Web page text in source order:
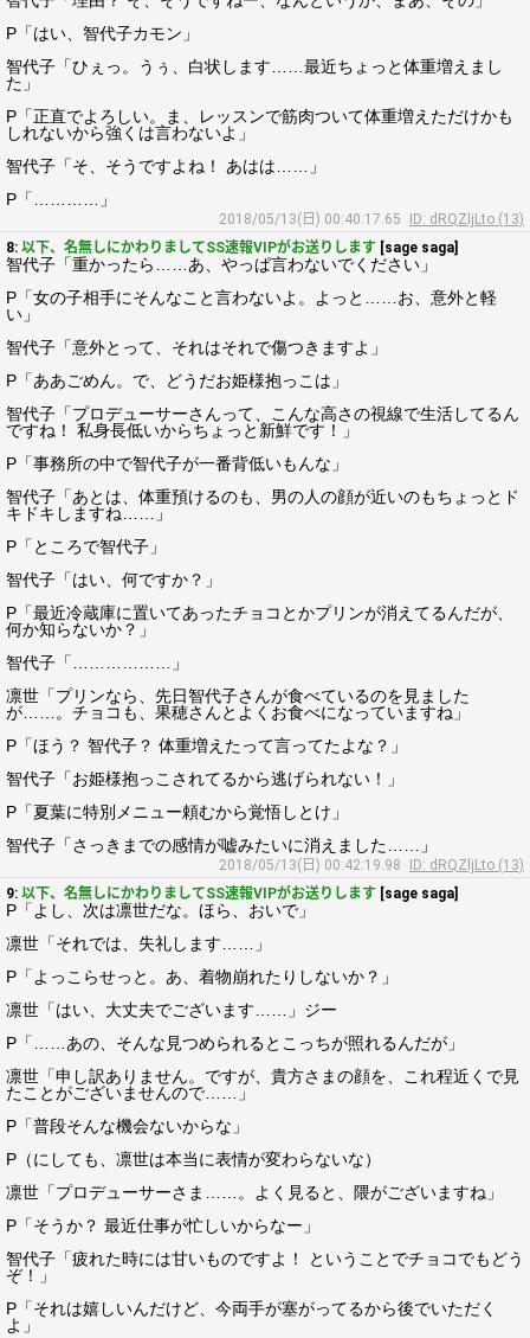
P「はい、智代子カモン」
智代子「ひぇっ。うぅ、白状します……最近ちょっと体重増えまし
た」
P「正直でよろしい。ま、レッスンで筋肉ついて体重増えただけかも
しれないから強くは言わないよ」
智代子「そ、そうですよね！ あはは……」
P「…………」
2018/05/13(日) 00:40:17.65
ID: dRQZljLto (13)
8: 以下、名無しにかわりましてSS速報VIPがお送りします [sage saga]
智代子「重かったら……あ、やっぱ言わないでください」
P「女の子相手にそんなこと言わないよ。よっと……お、意外と軽
い」
智代子「意外とって、それはそれで傷つきますよ」
P「ああごめん。で、どうだお姫様抱っこは」
智代子「プロデューサーさんって、こんな高さの視線で生活してるん
ですね！ 私身長低いからちょっと新鮮です！」
P「事務所の中で智代子が一番背低いもんな」
智代子「あとは、体重預けるのも、男の人の顔が近いのもちょっとド
キドキしますね……」
P「ところで智代子」
智代子「はい、何ですか？」
P「最近冷蔵庫に置いてあったチョコとかプリンが消えてるんだが、
何か知らないか？」
智代子「………………」
凛世「プリンなら、先日智代子さんが食べているのを見ました
が……。チョコも、果穂さんとよくお食べになっていますね」
P「ほう？ 智代子？ 体重増えたって言ってたよな？」
智代子「お姫様抱っこされてるから逃げられない！」
P「夏葉に特別メニュー頼むから覚悟しとけ」
智代子「さっきまでの感情が嘘みたいに消えました……」
2018/05/13(日) 00:42:19.98
ID: dRQZljLto (13)
9: 以下、名無しにかわりましてSS速報VIPがお送りします [sage saga]
P「よし、次は凛世だな。ほら、おいで」
凛世「それでは、失礼します……」
P「よっこらせっと。あ、着物崩れたりしないか？」
凛世「はい、大丈夫でございます……」ジー
P「……あの、そんな見つめられるとこっちが照れるんだが」
凛世「申し訳ありません。ですが、貴方さまの顔を、これ程近くで見
たことがございませんので……」
P「普段そんな機会ないからな」
P（にしても、凛世は本当に表情が変わらないな）
凛世「プロデューサーさま……。よく見ると、隈がございますね」
P「そうか？ 最近仕事が忙しいからなー」
智代子「疲れた時には甘いものですよ！ ということでチョコでもどう
ぞ！」
P「それは嬉しいんだけど、今両手が塞がってるから後でいただく
よ」